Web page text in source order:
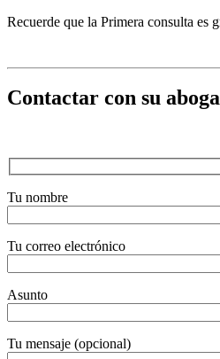
Recuerde que la Primera consulta es
Contactar con su
Tu nombre
Tu correo electrónico
Asunto
Tu mensaje (opcional)